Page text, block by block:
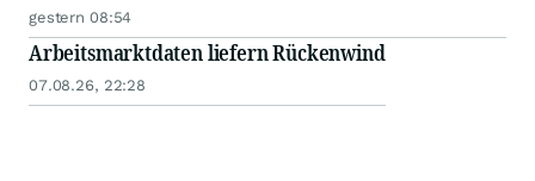
gestern 08:54
Arbeitsmarktdaten liefern Rückenwind
07.08.26, 22:28